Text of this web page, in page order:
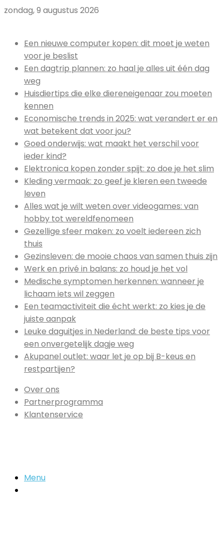
zondag, 9 augustus 2026
Een nieuwe computer kopen: dit moet je weten
voor je beslist
Een dagtrip plannen: zo haal je alles uit één dag
weg
Huisdiertips die elke diereneigenaar zou moeten
kennen
Economische trends in 2025: wat verandert er en
wat betekent dat voor jou?
Goed onderwijs: wat maakt het verschil voor
ieder kind?
Elektronica kopen zonder spijt: zo doe je het slim
Kleding vermaak: zo geef je kleren een tweede
leven
Alles wat je wilt weten over videogames: van
hobby tot wereldfenomeen
Gezellige sfeer maken: zo voelt iedereen zich
thuis
Gezinsleven: de mooie chaos van samen thuis zijn
Werk en privé in balans: zo houd je het vol
Medische symptomen herkennen: wanneer je
lichaam iets wil zeggen
Een teamactiviteit die écht werkt: zo kies je de
juiste aanpak
Leuke daguitjes in Nederland: de beste tips voor
een onvergetelijk dagje weg
Akupanel outlet: waar let je op bij B-keus en
restpartijen?
Over ons
Partnerprogramma
Klantenservice
Menu